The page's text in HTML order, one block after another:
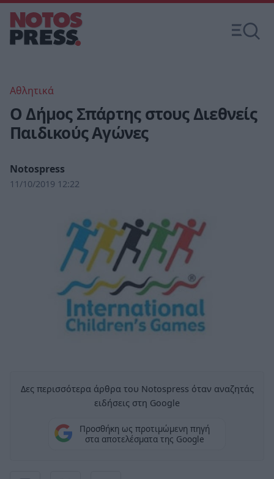
Αθλητικά
Ο Δήμος Σπάρτης στους Διεθνείς
Παιδικούς Αγώνες
Notospress
11/10/2019 12:22
Δες περισσότερα άρθρα του Notospress όταν αναζητάς
ειδήσεις στη Google
Προσθήκη ως προτιμώμενη πηγή
στα αποτελέσματα της Google